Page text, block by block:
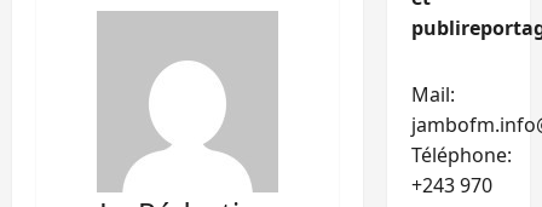
Mail:
Téléphone:
+243 970